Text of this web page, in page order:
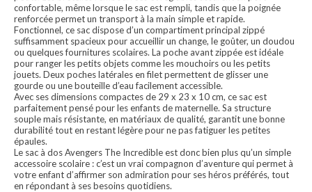
confortable, même lorsque le sac est rempli, tandis que la poignée
renforcée permet un transport à la main simple et rapide.
Fonctionnel, ce sac dispose d’un compartiment principal zippé
suffisamment spacieux pour accueillir un change, le goûter, un doudou
ou quelques fournitures scolaires. La poche avant zippée est idéale
pour ranger les petits objets comme les mouchoirs ou les petits
jouets. Deux poches latérales en filet permettent de glisser une
gourde ou une bouteille d’eau facilement accessible.
Avec ses dimensions compactes de 29 x 23 x 10 cm, ce sac est
parfaitement pensé pour les enfants de maternelle. Sa structure
souple mais résistante, en matériaux de qualité, garantit une bonne
durabilité tout en restant légère pour ne pas fatiguer les petites
épaules.
Le sac à dos Avengers The Incredible est donc bien plus qu’un simple
accessoire scolaire : c’est un vrai compagnon d’aventure qui permet à
votre enfant d’affirmer son admiration pour ses héros préférés, tout
en répondant à ses besoins quotidiens.